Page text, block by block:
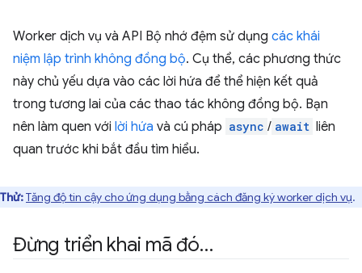
Worker dịch vụ và API Bộ nhớ đệm sử dụng các khái
niệm lập trình không đồng bộ. Cụ thể, các phương thức
này chủ yếu dựa vào các lời hứa để thể hiện kết quả
trong tương lai của các thao tác không đồng bộ. Bạn
nên làm quen với lời hứa và cú pháp async / await liên
quan trước khi bắt đầu tìm hiểu.
Thử:Tăng độ tin cậy cho ứng dụng bằng cách đăng ký worker dịch vụ.
Đừng triển khai mã đó…